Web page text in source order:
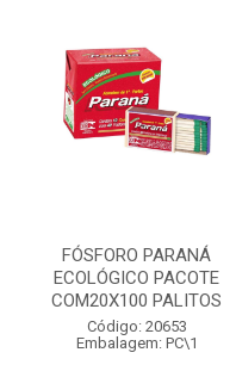
FÓSFORO PARANÁ
ECOLÓGICO PACOTE
COM20X100 PALITOS
Código: 20653
Embalagem: PC\1